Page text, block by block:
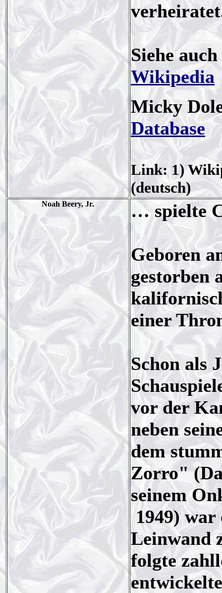
Siehe auch
Wikipedia
Micky
Database
Link: 1)
(deutsch)
Noah Beery, Jr. … spielte
Geboren
gestorben
einer
Schon als
vor der
neben
dem
Zorro"
seinem
1949) war
Leinwand
folgte